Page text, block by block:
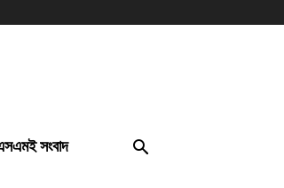
সংবাদ